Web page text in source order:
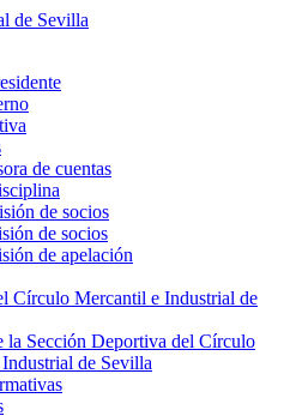
de cuentas
de socios
de socios
de apelación
Círculo Mercantil e Industrial de
la Sección Deportiva del Círculo
de Sevilla